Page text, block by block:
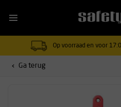
Op voorraad en voor
Ga terug